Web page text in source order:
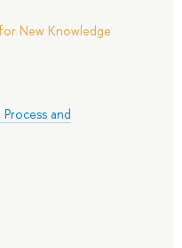
New Knowledge
and